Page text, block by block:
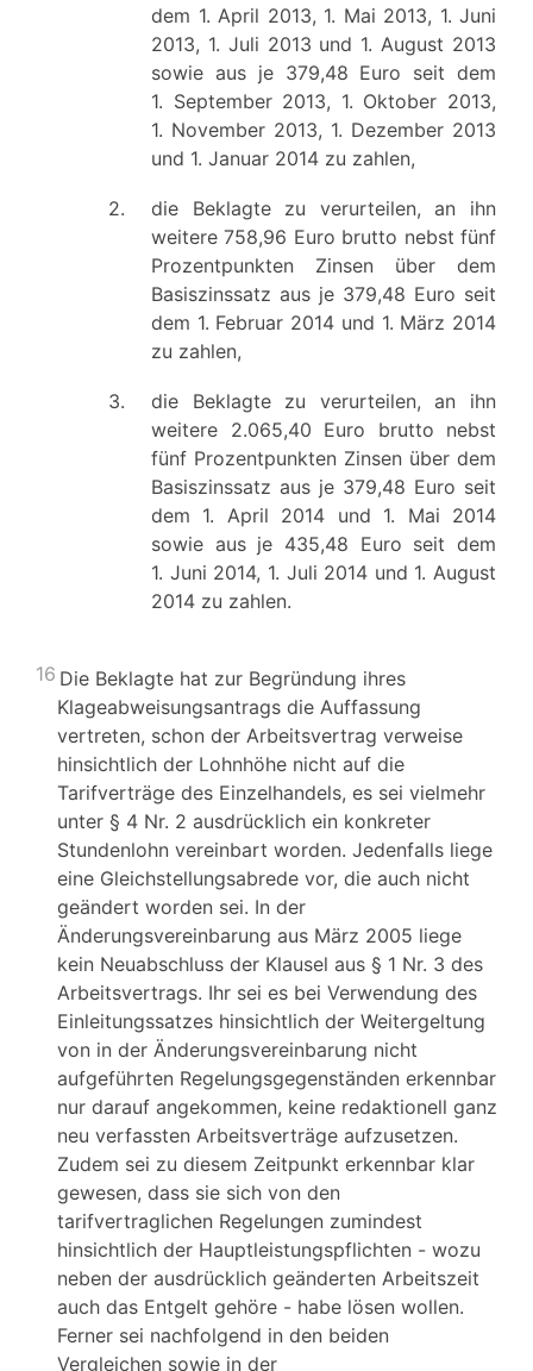
dem 1. April 2013, 1. Mai 2013, 1. Juni
2013, 1. Juli 2013 und 1. August 2013
sowie aus je 379,48 Euro seit dem
1. September 2013, 1. Oktober 2013,
1. November 2013, 1. Dezember 2013
und 1. Januar 2014 zu zahlen,
2. die Beklagte zu verurteilen, an ihn
weitere 758,96 Euro brutto nebst fünf
Prozentpunkten Zinsen über dem
Basiszinssatz aus je 379,48 Euro seit
dem 1. Februar 2014 und 1. März 2014
zu zahlen,
3. die Beklagte zu verurteilen, an ihn
weitere 2.065,40 Euro brutto nebst
fünf Prozentpunkten Zinsen über dem
Basiszinssatz aus je 379,48 Euro seit
dem 1. April 2014 und 1. Mai 2014
sowie aus je 435,48 Euro seit dem
1. Juni 2014, 1. Juli 2014 und 1. August
2014 zu zahlen.
16 Die Beklagte hat zur Begründung ihres
Klageabweisungsantrags die Auffassung
vertreten, schon der Arbeitsvertrag verweise
hinsichtlich der Lohnhöhe nicht auf die
Tarifverträge des Einzelhandels, es sei vielmehr
unter § 4 Nr. 2 ausdrücklich ein konkreter
Stundenlohn vereinbart worden. Jedenfalls liege
eine Gleichstellungsabrede vor, die auch nicht
geändert worden sei. In der
Änderungsvereinbarung aus März 2005 liege
kein Neuabschluss der Klausel aus § 1 Nr. 3 des
Arbeitsvertrags. Ihr sei es bei Verwendung des
Einleitungssatzes hinsichtlich der Weitergeltung
von in der Änderungsvereinbarung nicht
aufgeführten Regelungsgegenständen erkennbar
nur darauf angekommen, keine redaktionell ganz
neu verfassten Arbeitsverträge aufzusetzen.
Zudem sei zu diesem Zeitpunkt erkennbar klar
gewesen, dass sie sich von den
tarifvertraglichen Regelungen zumindest
hinsichtlich der Hauptleistungspflichten - wozu
neben der ausdrücklich geänderten Arbeitszeit
auch das Entgelt gehöre - habe lösen wollen.
Ferner sei nachfolgend in den beiden
Vergleichen sowie in der